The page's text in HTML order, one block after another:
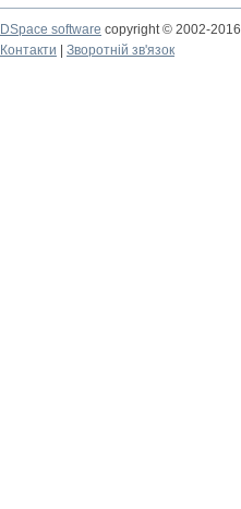
DSpace software copyright © 2002-2016
Контакти
Зворотній зв'язок